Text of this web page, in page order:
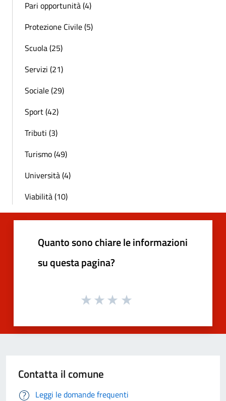
Pari opportunità (4)
Protezione Civile (5)
Scuola (25)
Servizi (21)
Sociale (29)
Sport (42)
Tributi (3)
Turismo (49)
Università (4)
Viabilità (10)
Quanto sono chiare le informazioni
su questa pagina?
Contatta il comune
Leggi le domande frequenti